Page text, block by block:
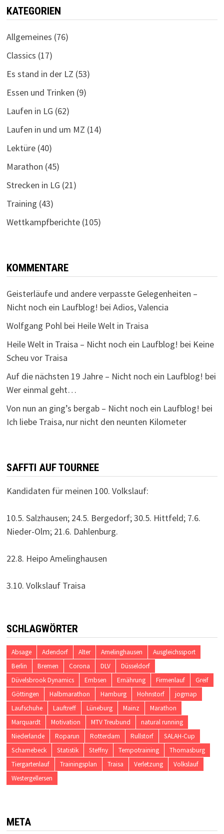
KATEGORIEN
Allgemeines (76)
Classics (17)
Es stand in der LZ (53)
Essen und Trinken (9)
Laufen in LG (62)
Laufen in und um MZ (14)
Lektüre(40)
Marathon (45)
Strecken in LG (21)
Training (43)
Wettkampfberichte(105)
KOMMENTARE
Geisterläufe und andere verpasste Gelegenheiten –
Nicht noch ein Laufblog! bei Adios, Valencia
Wolfgang Pohlbei Heile Welt in Traisa
Heile Welt in Traisa – Nicht noch ein Laufblog! bei Keine
Scheu vor Traisa
Auf die nächsten 19 Jahre – Nicht noch ein Laufblog! bei
Wer einmal geht…
Von nun an ging’s bergab – Nicht noch ein Laufblog! bei
Ich liebe Traisa, nur nicht den neunten Kilometer
SAFFTI AUF TOURNEE
Kandidaten für meinen 100. Volkslauf:
10.5. Salzhausen; 24.5. Bergedorf; 30.5. Hittfeld; 7.6.
Nieder-Olm; 21.6. Dahlenburg.
22.8. Heipo Amelinghausen
3.10. Volkslauf Traisa
SCHLAGWÖRTER
Absage Adendorf Alter Amelinghausen
Ausgleichssport
Berlin
Bremen Corona DLV
Düsseldorf
Düvelsbrook Dynamics
Embsen Ernährung Firmenlauf
Greif
Göttingen
Halbmarathon Hamburg Hohnstorf
jogmap
Laufschuhe
Lauftreff Lüneburg Mainz
Marathon
Marquardt
Motivation MTV Treubund
natural running
Niederlande
Roparun Rotterdam Rullstorf
SALAH-Cup
Scharnebeck
Statistik Steffny Tempotraining
Thomasburg
Tiergartenlauf
Trainingsplan Traisa Verletzung
Volkslauf
Westergellersen
META